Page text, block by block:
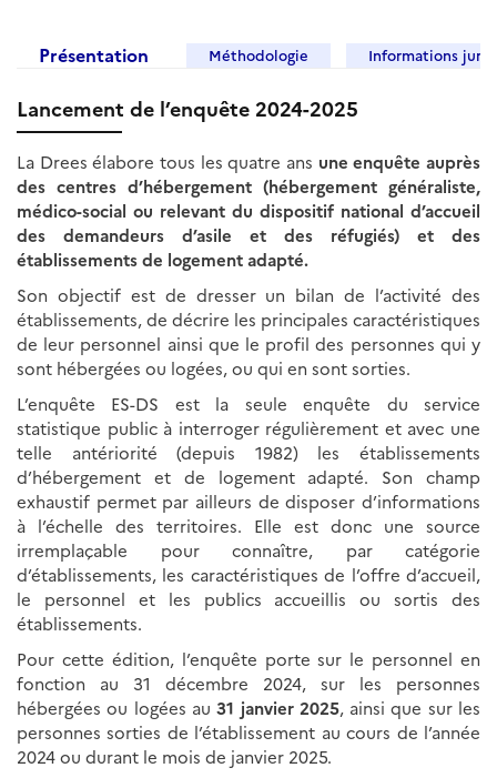
Présentation Méthodologie Informations
Lancement de l’enquête 2024-2025
La Drees élabore tous les quatre ans une enquête auprès
des centres d’hébergement (hébergement généraliste,
médico-social ou relevant du dispositif national d’accueil
des demandeurs d’asile et des réfugiés) et des
établissements de logement adapté.
Son objectif est de dresser un bilan de l’activité des
établissements, de décrire les principales caractéristiques
de leur personnel ainsi que le profil des personnes qui y
sont hébergées ou logées, ou qui en sont sorties.
L’enquête ES-DS est la seule enquête du service
statistique public à interroger régulièrement et avec une
telle antériorité (depuis 1982) les établissements
d’hébergement et de logement adapté. Son champ
exhaustif permet par ailleurs de disposer d’informations
à l’échelle des territoires. Elle est donc une source
irremplaçable pour connaître, par catégorie
d’établissements, les caractéristiques de l’offre d’accueil,
le personnel et les publics accueillis ou sortis des
établissements.
Pour cette édition, l’enquête porte sur le personnel en
fonction au 31 décembre 2024, sur les personnes
hébergées ou logées au31 janvier 2025, ainsi que sur les
personnes sorties de l’établissement au cours de l’année
2024 ou durant le mois de janvier 2025.